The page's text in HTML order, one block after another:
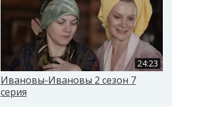
24:23
Ивановы-Ивановы 2 сезон 7
серия